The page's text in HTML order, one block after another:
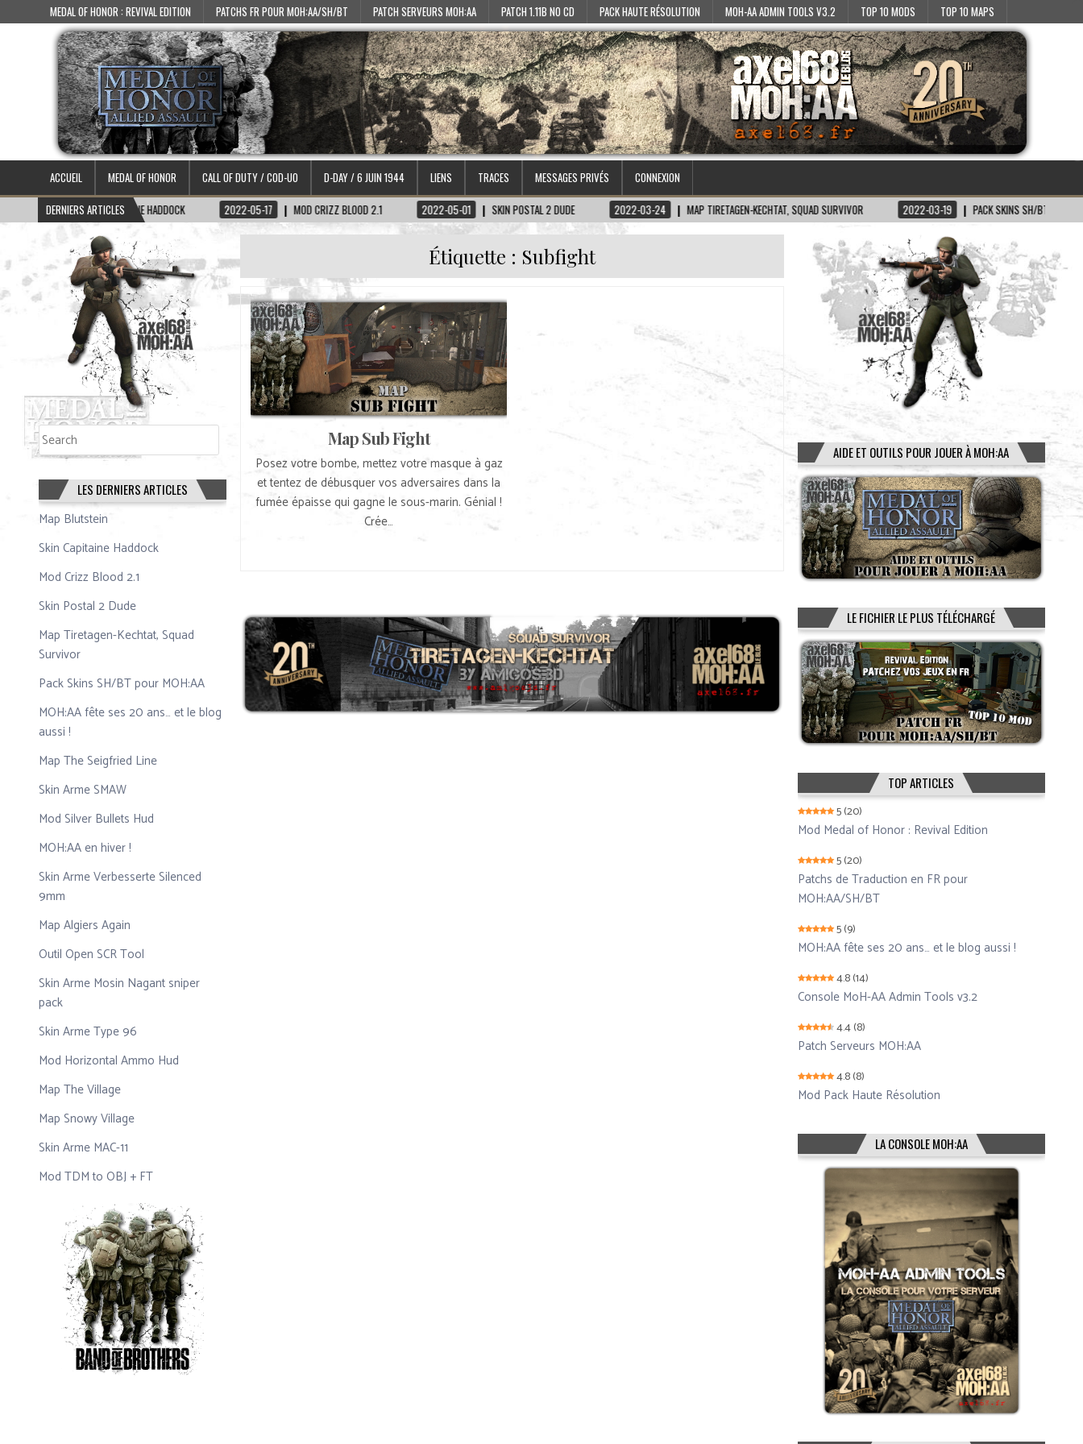
MEDAL OF HONOR : REVIVAL EDITION PATCHS FR POUR MOH:AA/SH/BT PATCH SERVEURS MOH:AA PATCH 1.11B NO CD PACK HAUTE RÉSOLUTION MOH-AA ADMIN TOOLS V3.2 TOP 10 MODS TOP 10 MAPS
ACCUEIL MEDAL OF HONOR CALL OF DUTY / COD-UO D-DAY / 6 JUIN 1944 LIENS TRACES MESSAGES PRIVÉS
CONNEXION
DERNIERS ARTICLES
SKIN CAPITAINE HADDOCK 2022-05-17 MOD CRIZZ BLOOD 2.1 2022-05-01 SKIN POSTAL 2 DUDE 2022-03-24 MAP TIRETAGEN-KECHTAT, SQUAD SURVIVOR 2022-03-19 PACK SKINS SH/BT POUR MOH:AA
Étiquette : Subfight
Map Sub Fight
Posez votre bombe, mettez votre masque à gaz
et tentez de débusquer vos adversaires dans la
fumée épaisse qui gagne le sous-marin. Génial !
Crée…
Rechercher
LES DERNIERS ARTICLES
Map Blutstein
Skin Capitaine Haddock
Mod Crizz Blood 2.1
Skin Postal 2 Dude
Map Tiretagen-Kechtat, Squad
Survivor
Pack Skins SH/BT pour MOH:AA
MOH:AA fête ses 20 ans… et le blog
aussi !
Map The Seigfried Line
Skin Arme SMAW
Mod Silver Bullets Hud
MOH:AA en hiver !
Skin Arme Verbesserte Silenced
9mm
Map Algiers Again
Outil Open SCR Tool
Skin Arme Mosin Nagant sniper
pack
Skin Arme Type 96
Mod Horizontal Ammo Hud
Map The Village
Map Snowy Village
Skin Arme MAC-11
Mod TDM to OBJ + FT
AIDE ET OUTILS POUR JOUER À MOH:AA
LE FICHIER LE PLUS TÉLÉCHARGÉ
TOP ARTICLES
5(20)
Mod Medal of Honor : Revival Edition
5(20)
Patchs de Traduction en FR pour
MOH:AA/SH/BT
5(9)
MOH:AA fête ses 20 ans… et le blog aussi !
4.8(14)
Console MoH-AA Admin Tools v3.2
4.4(8)
Patch Serveurs MOH:AA
4.8(8)
Mod Pack Haute Résolution
LA CONSOLE MOH:AA